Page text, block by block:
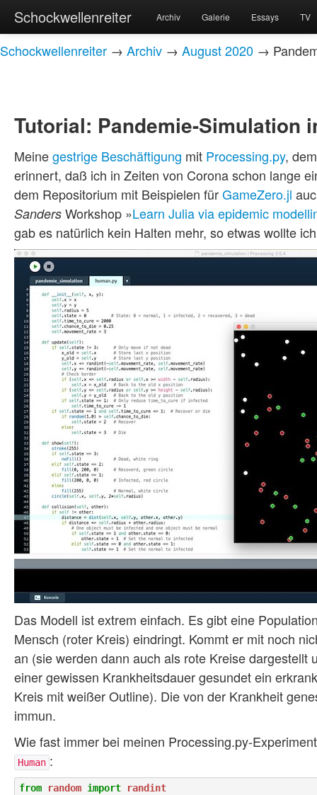
Schockwellenreiter Archiv Galerie Essays TV
Schockwellenreiter → Archiv → August 2020 →
Tutorial: Pandemie-Simulation
Meinegestrige Beschäftigung mit Processing.py,
erinnert, daß ich in Zeiten von Corona schon lange
dem Repositorium mit Beispielen fürGameZero.jl
Sanders Workshop »Learn Julia via epidemic
gab es natürlich kein Halten mehr, so etwas wollte
Das Modell ist extrem einfach. Es gibt eine
Mensch (roter Kreis) eindringt. Kommt er mit noch
an (sie werden dann auch als rote Kreise
einer gewissen Krankheitsdauer gesundet ein
Kreis mit weißer Outline). Die von der Krankheit
immun.
Wie fast immer bei meinen Processing.py-
Human :
from random import randint